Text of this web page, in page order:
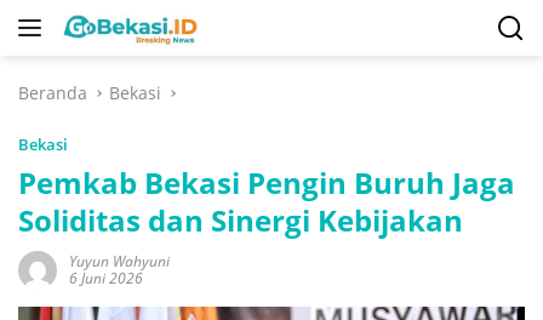
Langsung
Beranda
Bekasi
Bekasi
Pemkab Bekasi Pengin Buruh Jaga
Soliditas dan Sinergi Kebijakan
Yuyun Wahyuni
6 Juni 2026